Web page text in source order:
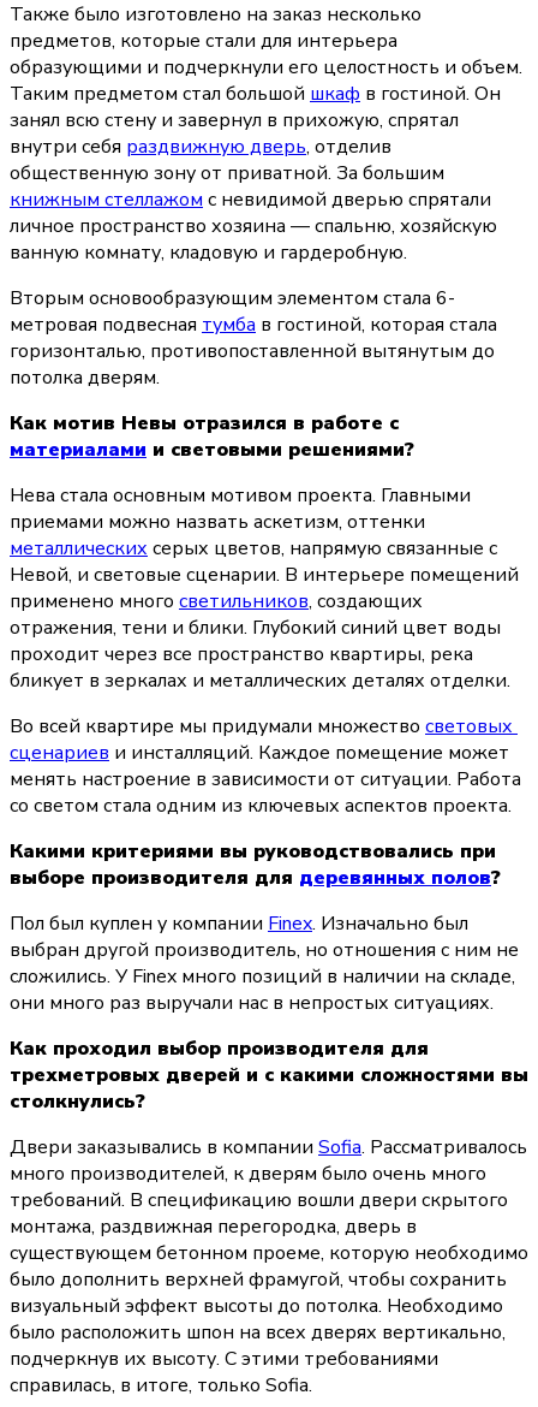
Также было изготовлено на заказ несколько
предметов, которые стали для интерьера
образующими и подчеркнули его целостность и объем.
Таким предметом стал большой шкаф в гостиной. Он
занял всю стену и завернул в прихожую, спрятал
внутри себя раздвижную дверь, отделив
книжным стеллажом с невидимой дверью спрятали
личное пространство хозяина — спальню, хозяйскую
ванную комнату, кладовую и гардеробную.
Вторым основообразующим элементом стала 6-
метровая подвесная тумба в гостиной, которая стала
горизонталью, противопоставленной вытянутым до
потолка дверям.
материалами и световыми решениями?
Нева стала основным мотивом проекта. Главными
металлических серых цветов, напрямую связанные с
Невой, и световые сценарии. В интерьере помещений
применено много светильников, создающих
отражения, тени и блики. Глубокий синий цвет воды
проходит через все пространство квартиры, река
бликует в зеркалах и металлических деталях отделки.
Во всей квартире мы придумали множество световых
сценариев и инсталляций. Каждое помещение может
менять настроение в зависимости от ситуации. Работа
со светом стала одним из ключевых аспектов проекта.
Какими критериями вы руководствовались при
выборе производителя для деревянных полов?
Пол был куплен у компании Finex. Изначально был
выбран другой производитель, но отношения с ним не
сложились. У Finex много позиций в наличии на складе,
они много раз выручали нас в непростых ситуациях.
Как проходил выбор производителя для
трехметровых дверей и с какими сложностями вы
столкнулись?
Двери заказывались в компании Sofia. Рассматривалось
много производителей, к дверям было очень много
требований. В спецификацию вошли двери скрытого
монтажа, раздвижная перегородка, дверь в
существующем бетонном проеме, которую необходимо
было дополнить верхней фрамугой, чтобы сохранить
визуальный эффект высоты до потолка. Необходимо
было расположить шпон на всех дверях вертикально,
подчеркнув их высоту. С этими требованиями
справилась, в итоге, только Sofia.